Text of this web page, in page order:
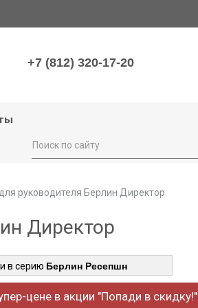
+7 (812) 320-17-20
руководителя Берлин Директор
Директор
в серию Берлин Ресепшн
цене в акции "Попади в скидку!"